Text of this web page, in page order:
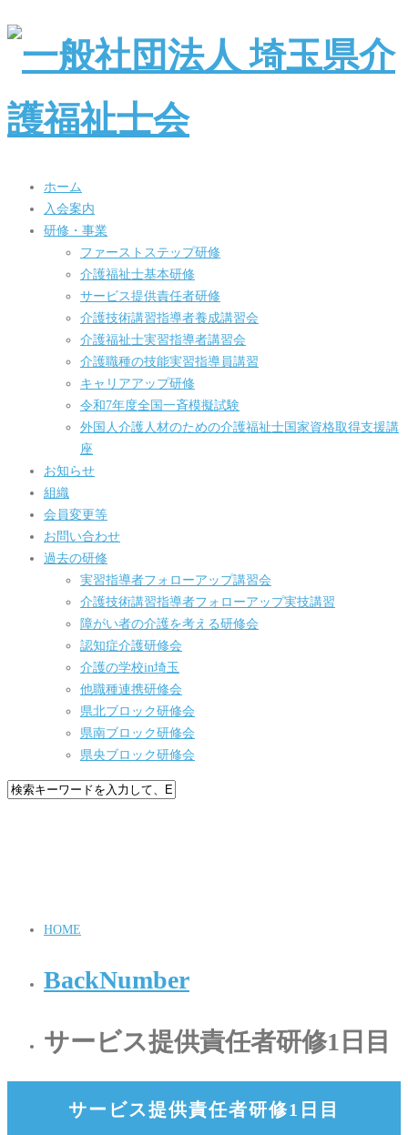
ホーム
入会案内
研修・事業
ファーストステップ研修
介護福祉士基本研修
サービス提供責任者研修
介護技術講習指導者養成講習会
介護福祉士実習指導者講習会
介護職種の技能実習指導員講習
キャリアアップ研修
令和7年度全国一斉模擬試験
外国人介護人材のための介護福祉士国家資格取得支援講
座
お知らせ
組織
会員変更等
お問い合わせ
過去の研修
実習指導者フォローアップ講習会
介護技術講習指導者フォローアップ実技講習
障がい者の介護を考える研修会
認知症介護研修会
介護の学校in埼玉
他職種連携研修会
県北ブロック研修会
県南ブロック研修会
県央ブロック研修会
HOME
BackNumber
サービス提供責任者研修1日目
サービス提供責任者研修1日目